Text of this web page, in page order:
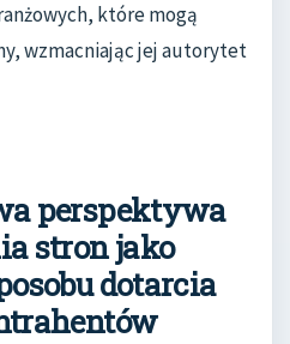
które mogą
wzmacniając jej autorytet
perspektywa
stron jako
dotarcia